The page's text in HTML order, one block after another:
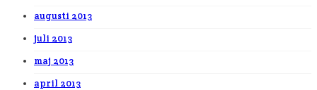
augusti 2013
juli 2013
maj 2013
april 2013